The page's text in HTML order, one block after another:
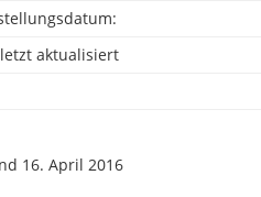
aktualisiert
16. April 2016